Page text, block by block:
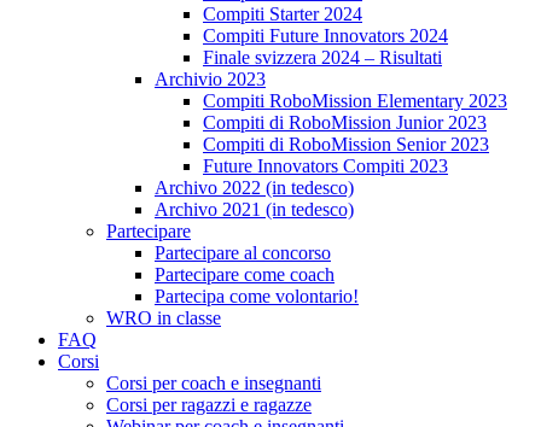
Compiti Starter 2024
Compiti Future Innovators 2024
Finale svizzera 2024 – Risultati
Archivio 2023
Compiti RoboMission Elementary 2023
Compiti di RoboMission Junior 2023
Compiti di RoboMission Senior 2023
Future Innovators Compiti 2023
Archivo 2022 (in tedesco)
Archivo 2021 (in tedesco)
Partecipare
Partecipare al concorso
Partecipare come coach
Partecipa come volontario!
WRO in classe
FAQ
Corsi
Corsi per coach e insegnanti
Corsi per ragazzi e ragazze